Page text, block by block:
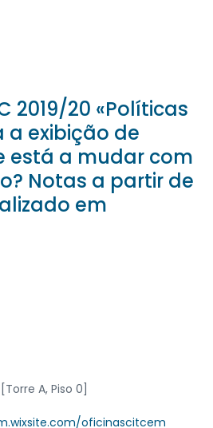
2019/20 «Políticas
exibição de
está a mudar com
Notas a partir de
em
A, Piso 0]
oficinascitcem